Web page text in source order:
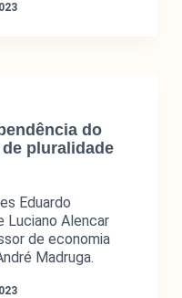
sobre as novas
no debate
em outros fóruns da
do
pluralidade
Eduardo
Luciano Alencar
de economia
Madruga.